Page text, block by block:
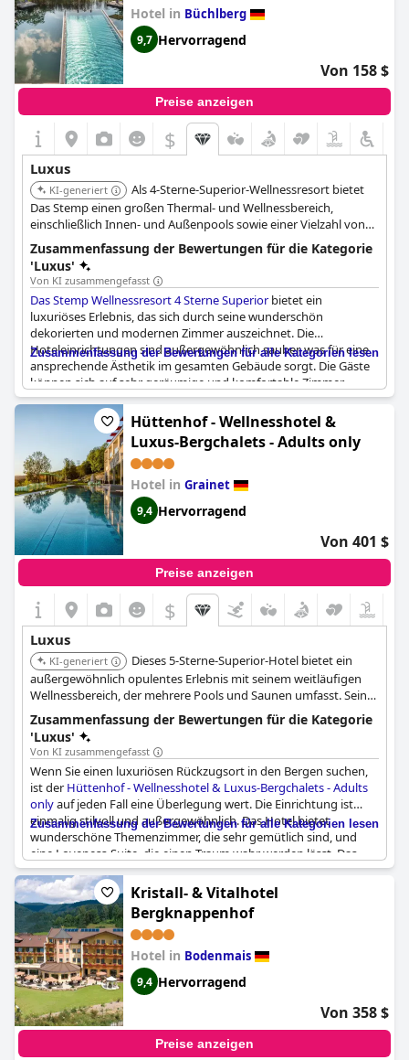
Hotel in Büchlberg
9,7 Hervorragend
Von 158 $
Preise anzeigen
$
Luxus
KI-generiert
Als 4-Sterne-Superior-Wellnessresort bietet
Das Stemp einen großen Thermal- und Wellnessbereich,
einschließlich Innen- und Außenpools sowie einer Vielzahl von
Saunen. Es ist bestrebt, hochwertigen Service zu bieten, der auf
Entspannung und Verjüngung in einer anspruchsvollen
Umgebung abzielt.
Zusammenfassung der Bewertungen für die Kategorie
'Luxus'
Von KI zusammengefasst
Das Stemp Wellnessresort 4 Sterne Superiorbietet ein
luxuriöses Erlebnis, das sich durch seine wunderschön
dekorierten und modernen Zimmer auszeichnet. Die
Hoteleinrichtungen sind außergewöhnlich sauber, was für eine
ansprechende Ästhetik im gesamten Gebäude sorgt. Die Gäste
können sich auf sehr geräumige und komfortable Zimmer
freuen, die zum luxuriösen Gesamtambiente beitragen. Der
schöne Spa-Bereich ist ein herausragendes Merkmal mit
zahlreichen Wahlmöglichkeiten, der ein umfassendes Wellness-
Erlebnis bietet. Der große Garten und seine saubere Umgebung
verstärken die ruhige Atmosphäre des Resorts. Darüber hinaus
trägt das höfliche Personal maßgeblich zu dem einladenden
und hochwertigen Service bei, den die Gäste erwarten können.
Zusammenfassung der Bewertungen für alle Kategorien lesen
Hüttenhof - Wellnesshotel &
Luxus-Bergchalets - Adults only
Hotel in Grainet
9,4 Hervorragend
Von 401 $
Preise anzeigen
$
Luxus
KI-generiert
Dieses 5-Sterne-Superior-Hotel bietet ein
außergewöhnlich opulentes Erlebnis mit seinem weitläufigen
Wellnessbereich, der mehrere Pools und Saunen umfasst. Seine
exklusiven Luxus-Bergchalets bieten private Saunen und
Whirlpools, die ein hohes Maß an Privatsphäre und Komfort
gewährleisten. Das 'Adults only'-Konzept verstärkt zusätzlich
seine exklusive und ruhige Atmosphäre.
Zusammenfassung der Bewertungen für die Kategorie
'Luxus'
Von KI zusammengefasst
Wenn Sie einen luxuriösen Rückzugsort in den Bergen suchen,
ist der Hüttenhof - Wellnesshotel & Luxus-Bergchalets - Adults
onlyauf jeden Fall eine Überlegung wert. Die Einrichtung ist
einmalig stilvoll und außergewöhnlich. Das Hotel bietet
wunderschöne Themenzimmer, die sehr gemütlich sind, und
eine Loveness-Suite, die einen Traum wahr werden lässt. Das
Hotel ist sehr modern und luxuriös und bietet eine tolle
Aussicht vom Balkon oder der Whirlwanne. Der Service ist
ebenfalls sehr gut mit raffinierten und leckeren Speisen, die in
der Verwöhnpension serviert werden. Die gesamte Anlage ist
außergewöhnlich und auf höchstem Niveau. Der
Wellnessbereich ist ebenfalls auf hohem Niveau und die
Romantiksuiten sind perfekt für Paare. Obwohl es sich um ein 4-
Sterne-Hotel handelt, sind viele Gäste der Meinung, dass das
Hotel aufgrund seiner hervorragenden Ausstattung und seines
Service 5 Sterne verdient. All dies, kombiniert mit dem
günstigen Preis-Leistungs-Verhältnis, macht den Hüttenhof
zum perfekten Ort für einen luxuriösen Urlaub.
Zusammenfassung der Bewertungen für alle Kategorien lesen
Kristall- & Vitalhotel
Bergknappenhof
Hotel in Bodenmais
9,4 Hervorragend
Von 358 $
Preise anzeigen